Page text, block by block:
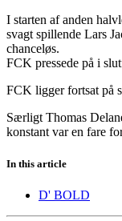
I starten af anden
svagt spillende Lars
chanceløs.
FCK pressede på i
FCK ligger fortsat på
Særligt Thomas
konstant var en fare
In this article
D' BOLD